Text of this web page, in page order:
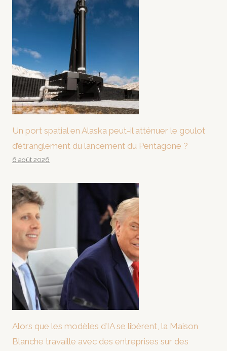
Un port spatial en Alaska peut-il atténuer le goulot
d’étranglement du lancement du Pentagone ?
6 août 2026
Alors que les modèles d’IA se libèrent, la Maison
Blanche travaille avec des entreprises sur des